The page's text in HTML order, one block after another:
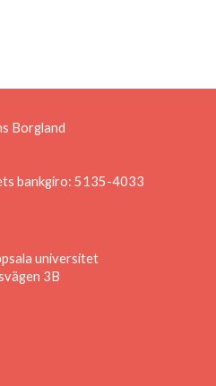
Borgland
bankgiro: 5135-4033
universitet
3B